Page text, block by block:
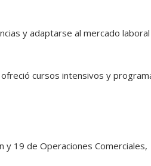
y adaptarse al mercado laboral
cursos intensivos y
y 19 de Operaciones Comerciales,